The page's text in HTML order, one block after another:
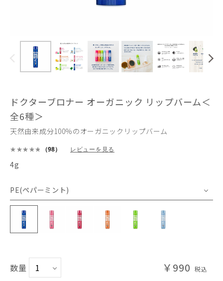
ドクターブロナー オーガニック リップバーム＜
全6種＞
天然由来成分100％のオーガニックリップバーム
数量 ￥990
（98） レビューを見る
4g
PE(ペパーミント)
RO(ローズ)
PE(ペパーミント)